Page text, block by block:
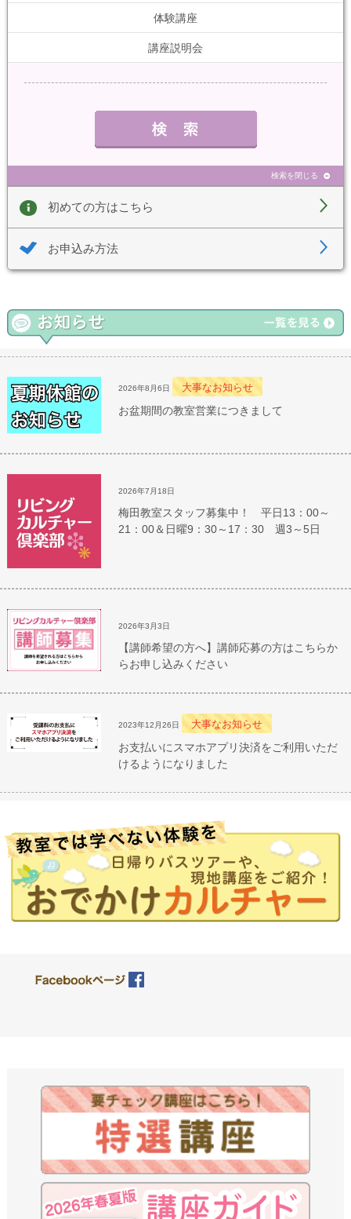
体験講座
講座説明会
検索を閉じる
初めての方はこちら
お申込み方法
2026年8月6日 大事なお知らせ
お盆期間の教室営業につきまして
2026年7月18日
梅田教室スタッフ募集中！ 平日13：00～
21：00＆日曜9：30～17：30 週3～5日
2026年3月3日
【講師希望の方へ】講師応募の方はこちらか
らお申し込みください
2023年12月26日 大事なお知らせ
お支払いにスマホアプリ決済をご利用いただ
けるようになりました